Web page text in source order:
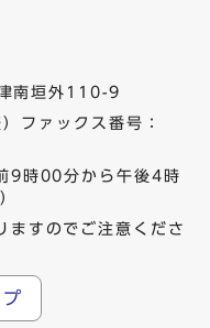
南垣外110-9
）ファックス番号：
時00分から午後4時
ますのでご注意くださ